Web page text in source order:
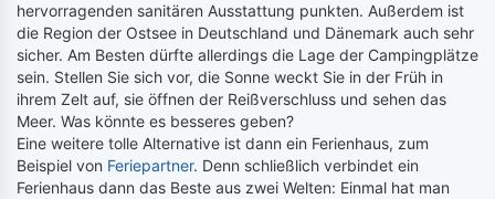
hervorragenden sanitären Ausstattung punkten. Außerdem ist
die Region der Ostsee in Deutschland und Dänemark auch sehr
sicher. Am Besten dürfte allerdings die Lage der Campingplätze
sein. Stellen Sie sich vor, die Sonne weckt Sie in der Früh in
ihrem Zelt auf, sie öffnen der Reißverschluss und sehen das
Meer. Was könnte es besseres geben?
Eine weitere tolle Alternative ist dann ein Ferienhaus, zum
Beispiel von Feriepartner. Denn schließlich verbindet ein
Ferienhaus dann das Beste aus zwei Welten: Einmal hat man